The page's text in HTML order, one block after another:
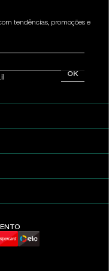
tendências, promoções e
OK